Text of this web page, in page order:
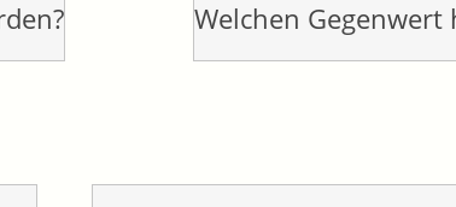
Welchen Gegenwert